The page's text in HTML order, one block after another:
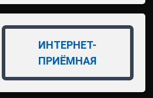
ИНТЕРНЕТ-
ПРИЁМНАЯ